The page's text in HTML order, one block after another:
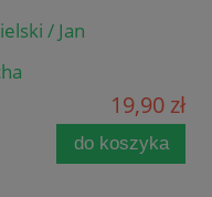
/ Jan
19,90 zł
do koszyka